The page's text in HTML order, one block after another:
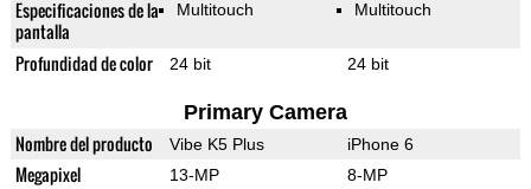
Especificaciones de la
pantalla
Multitouch Multitouch
Profundidad de color 24 bit 24 bit
Primary Camera
Nombre del producto Vibe K5 Plus iPhone 6
Megapixel 13-MP 8-MP